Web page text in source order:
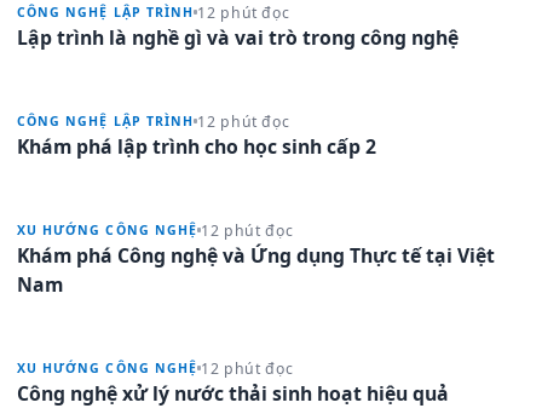
CÔNG NGHỆ LẬP TRÌNH 12 phút đọc
Lập trình là nghề gì và vai trò trong công nghệ
CÔNG NGHỆ LẬP TRÌNH 12 phút đọc
Khám phá lập trình cho học sinh cấp 2
XU HƯỚNG CÔNG NGHỆ 12 phút đọc
Khám phá Công nghệ và Ứng dụng Thực tế tại Việt
Nam
XU HƯỚNG CÔNG NGHỆ 12 phút đọc
Công nghệ xử lý nước thải sinh hoạt hiệu quả